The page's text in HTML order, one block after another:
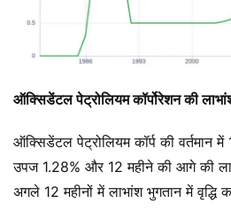
ऑक्सिडेंटल पेट्रोलियम कॉर्पोरेशन की
ऑक्सिडेंटल पेट्रोलियम कॉर्प की वर्तमान
उपज 1.28% और 12 महीने की आगे की
अगले 12 महीनों में लाभांश भुगतान में वृद्धि